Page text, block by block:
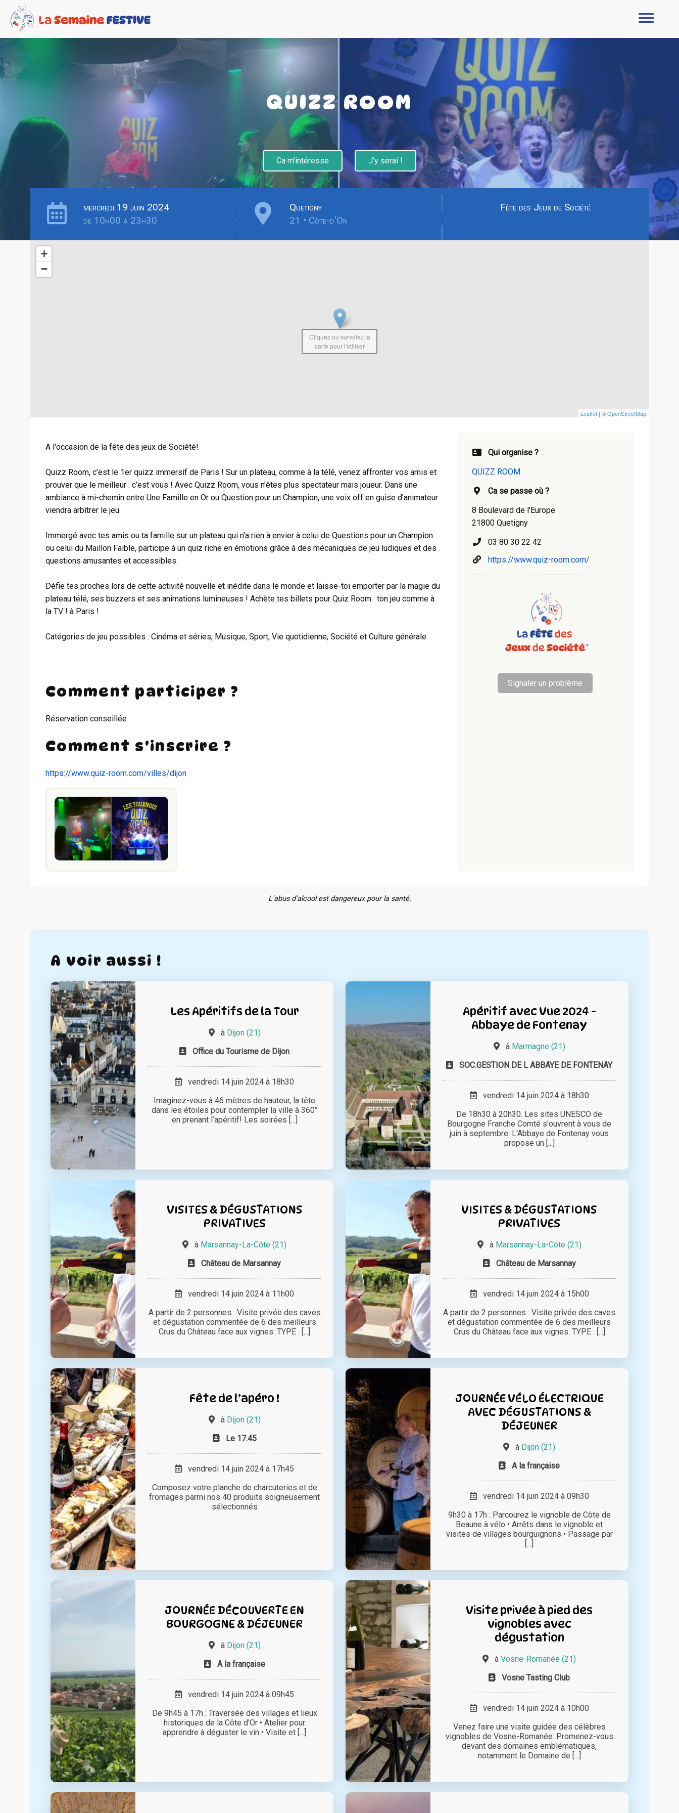
QUIZZ ROOM
Ca m'intéresse J'y serai !
mercredi 19 juin 2024
de 10h00 à 23h30
Quetigny
21 • Côte-d'Or
Fête des Jeux de Société
+
−
Leaflet | ©OpenStreetMap
Cliquez ou survolez la
carte pour l'utiliser
A l'occasion de la fête des jeux de Société!
Quizz Room, c’est le 1er quizz immersif de Paris ! Sur un plateau, comme à la télé, venez affronter vos amis et
prouver que le meilleur : c’est vous ! Avec Quizz Room, vous n’êtes plus spectateur mais joueur. Dans une
ambiance à mi-chemin entre Une Famille en Or ou Question pour un Champion, une voix off en guise d’animateur
viendra arbitrer le jeu.
Immergé avec tes amis ou ta famille sur un plateau qui n'a rien à envier à celui de Questions pour un Champion
ou celui du Maillon Faible, participe à un quiz riche en émotions grâce à des mécaniques de jeu ludiques et des
questions amusantes et accessibles.
Défie tes proches lors de cette activité nouvelle et inédite dans le monde et laisse-toi emporter par la magie du
plateau télé, ses buzzers et ses animations lumineuses ! Achète tes billets pour Quiz Room : ton jeu comme à
la TV ! à Paris !
Catégories de jeu possibles : Cinéma et séries, Musique, Sport, Vie quotidienne, Société et Culture générale
Comment participer ?
Réservation conseillée
Comment s'inscrire ?
https://www.quiz-room.com/villes/dijon
Qui organise ?
QUIZZ ROOM
Ca se passe où ?
8 Boulevard de l'Europe
21800 Quetigny
03 80 30 22 42
https://www.quiz-room.com/
Signaler un problème
L'abus d'alcool est dangereux pour la santé.
A voir aussi !
Les Apéritifs de la Tour
à Dijon (21)
Office du Tourisme de Dijon
vendredi 14 juin 2024 à 18h30
Imaginez-vous à 46 mètres de hauteur, la tête
dans les étoiles pour contempler la ville à 360°
en prenant l’apéritif! Les soirées [...]
Apéritif avec Vue 2024 -
Abbaye de Fontenay
à Marmagne (21)
SOC.GESTION DE L ABBAYE DE FONTENAY
vendredi 14 juin 2024 à 18h30
De 18h30 à 20h30. Les sites UNESCO de
Bourgogne Franche Comté s'ouvrent à vous de
juin à septembre. L'Abbaye de Fontenay vous
propose un [...]
VISITES & DÉGUSTATIONS
PRIVATIVES
à Marsannay-La-Côte (21)
Château de Marsannay
vendredi 14 juin 2024 à 11h00
A partir de 2 personnes : Visite privée des caves
et dégustation commentée de 6 des meilleurs
Crus du Château face aux vignes. TYPE : [...]
VISITES & DÉGUSTATIONS
PRIVATIVES
à Marsannay-La-Côte (21)
Château de Marsannay
vendredi 14 juin 2024 à 15h00
A partir de 2 personnes : Visite privée des caves
et dégustation commentée de 6 des meilleurs
Crus du Château face aux vignes. TYPE : [...]
Fête de l’apéro !
à Dijon (21)
Le 17.45
vendredi 14 juin 2024 à 17h45
Composez votre planche de charcuteries et de
fromages parmi nos 40 produits soigneusement
sélectionnés
JOURNÉE VÉLO ÉLECTRIQUE
AVEC DÉGUSTATIONS &
DÉJEUNER
à Dijon (21)
A la française
vendredi 14 juin 2024 à 09h30
9h30 à 17h : Parcourez le vignoble de Côte de
Beaune à vélo • Arrêts dans le vignoble et
visites de villages bourguignons • Passage par
[...]
JOURNÉE DÉCOUVERTE EN
BOURGOGNE & DÉJEUNER
à Dijon (21)
A la française
vendredi 14 juin 2024 à 09h45
De 9h45 à 17h : Traversée des villages et lieux
historiques de la Côte d'Or • Atelier pour
apprendre à déguster le vin • Visite et [...]
Visite privée à pied des
vignobles avec
dégustation
àVosne-Romanée (21)
Vosne Tasting Club
vendredi 14 juin 2024 à 10h00
Venez faire une visite guidée des célèbres
vignobles de Vosne-Romanée. Promenez-vous
devant des domaines emblématiques,
notamment le Domaine de [...]